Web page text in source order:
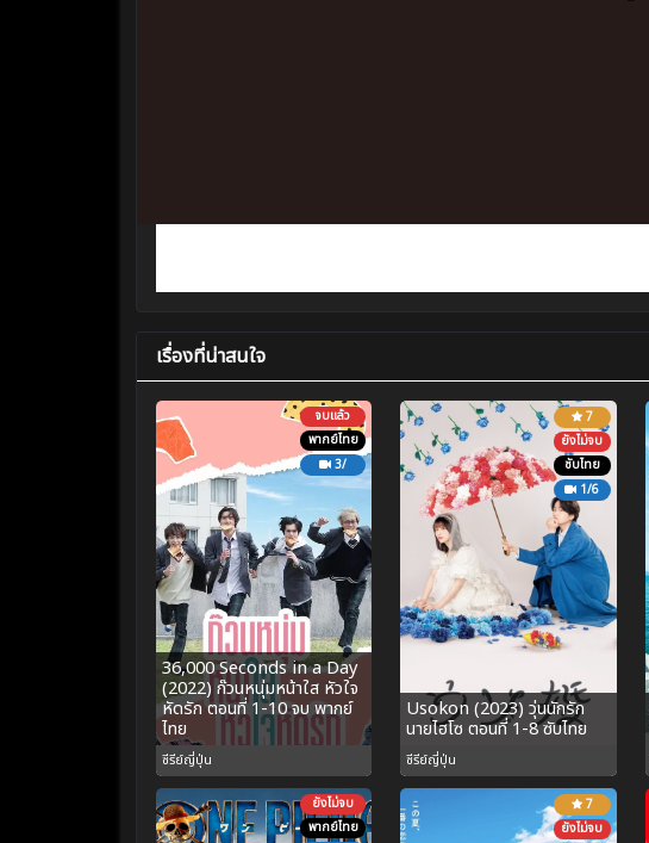
เรื่องที่น่าสนใจ
จบแล้ว
พากย์ไทย
3/
36,000 Seconds in a Day
(2022) ก๊วนหนุ่มหน้าใส หัวใจ
หัดรัก ตอนที่ 1-10 จบ พากย์
ไทย
ซีรีย์ญี่ปุ่น
7
ยังไม่จบ
ซับไทย
1/6
Usokon (2023) วุ่นนักรัก
นายไฮโซ ตอนที่ 1-8 ซับไทย
ซีรีย์ญี่ปุ่น
ยังไม่จบ
พากย์ไทย
7
ยังไม่จบ